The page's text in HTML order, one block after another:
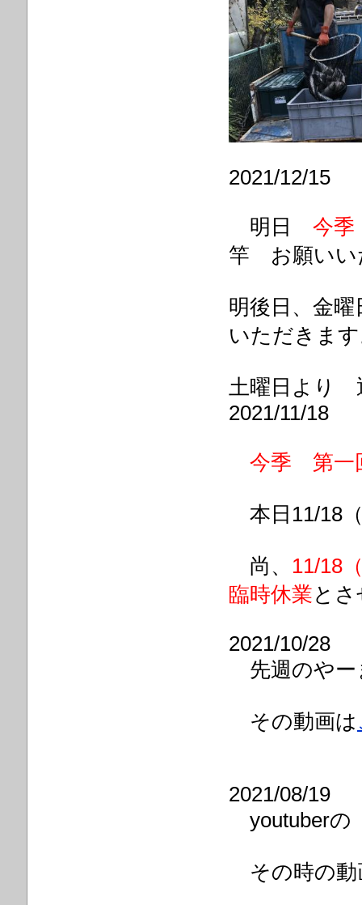
2021/12/15
明日 今
竿 お願いい
明後日、金
いただきま
土曜日より
2021/11/18
今季 第一
本日11/18
尚、 11/18
臨時休業と
2021/10/28
先週のやー
その動画は
2021/08/19
youtuberの
その時の動